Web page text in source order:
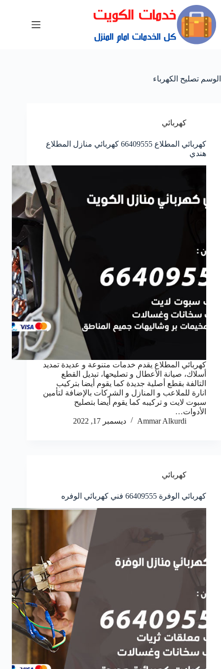
الوسم تصليح الكهرباء
كهربائي
كهربائي المطلاع 66409555 كهربائي منازل المطلاع
هندي
كهربائي المطلاع يقدم خدمات متنوعة و عديدة تمديد
أسلاك، صيانة الأعطال و تصليحها، تبديل القطع
التالفة بقطع أصلية جديدة كما يقوم أيضا بتركيب
انارة للملاعب و المنازل و الشركات بالإضافة لتأمين
سبوت لايت و تركيبه كما يقوم أيضا بتصليح
الأدوات…
Ammar Alkurdi
ديسمبر 17, 2022
كهربائي
كهربائي الوفرة 66409555 فني كهربائي الوفره